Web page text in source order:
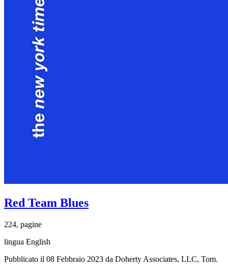
Red Team Blues
224, pagine
lingua English
Pubblicato il 08 Febbraio 2023 da Doherty Associates, LLC, Tom.